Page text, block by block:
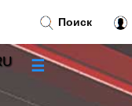
Поиск
☰